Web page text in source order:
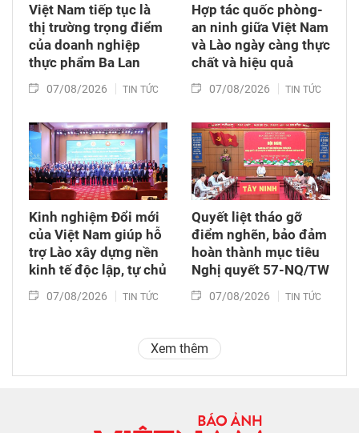
Việt Nam tiếp tục là
thị trường trọng điểm
của doanh nghiệp
thực phẩm Ba Lan
07/08/2026 TIN TỨC
Hợp tác quốc phòng-
an ninh giữa Việt Nam
và Lào ngày càng thực
chất và hiệu quả
07/08/2026 TIN TỨC
Kinh nghiệm Đổi mới
của Việt Nam giúp hỗ
trợ Lào xây dựng nền
kinh tế độc lập, tự chủ
07/08/2026 TIN TỨC
Quyết liệt tháo gỡ
điểm nghẽn, bảo đảm
hoàn thành mục tiêu
Nghị quyết 57-NQ/TW
07/08/2026 TIN TỨC
Xem thêm